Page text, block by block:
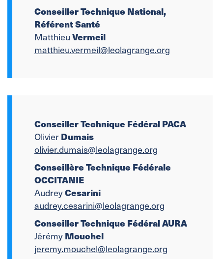
Conseiller Technique National,
Référent Santé
Matthieu Vermeil
matthieu.vermeil@leolagrange.org
Conseiller Technique Fédéral PACA
Olivier Dumais
olivier.dumais@leolagrange.org
Conseillère Technique Fédérale
OCCITANIE
AudreyCesarini
audrey.cesarini@leolagrange.org
Conseiller Technique Fédéral AURA
Jérémy Mouchel
jeremy.mouchel@leolagrange.org